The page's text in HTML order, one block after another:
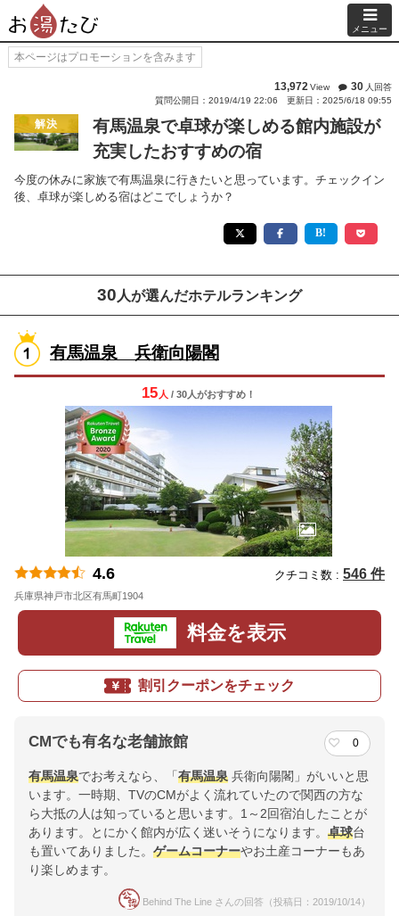
メニュー
本ページはプロモーションを含みます
13,972View 30 人回答
質問公開日：2019/4/19 22:06
更新日：2025/6/18 09:55
解決
有馬温泉で卓球が楽しめる館内施設が
充実したおすすめの宿
今度の休みに家族で有馬温泉に行きたいと思っています。チェックイン
後、卓球が楽しめる宿はどこでしょうか？
30 人が選んだホテルランキング
有馬温泉 兵衛向陽閣
15 人 / 30人がおすすめ！
4.6 クチコミ数 : 546 件
兵庫県神戸市北区有馬町1904
料金を表示
割引クーポンをチェック
CMでも有名な老舗旅館 0
有馬温泉でお考えなら、「 有馬温泉 兵衛向陽閣」がいいと思
います。一時期、TVのCMがよく流れていたので関西の方な
ら大抵の人は知っていると思います。1～2回宿泊したことが
あります。とにかく館内が広く迷いそうになります。 卓球台
も置いてありました。 ゲームコーナーやお土産コーナーもあ
り楽しめます。
Behind The Line さんの回答（投稿日：2019/10/14）